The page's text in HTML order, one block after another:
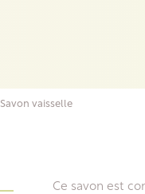
Savon vaisselle
Ce savon est